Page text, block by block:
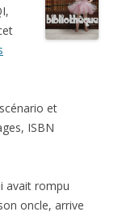
et
ISBN
avait rompu
oncle, arrive